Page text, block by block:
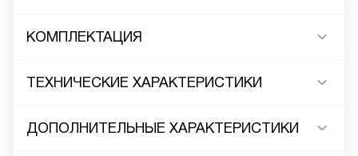
КОМПЛЕКТАЦИЯ
ТЕХНИЧЕСКИЕ ХАРАКТЕРИСТИКИ
ДОПОЛНИТЕЛЬНЫЕ ХАРАКТЕРИСТИКИ